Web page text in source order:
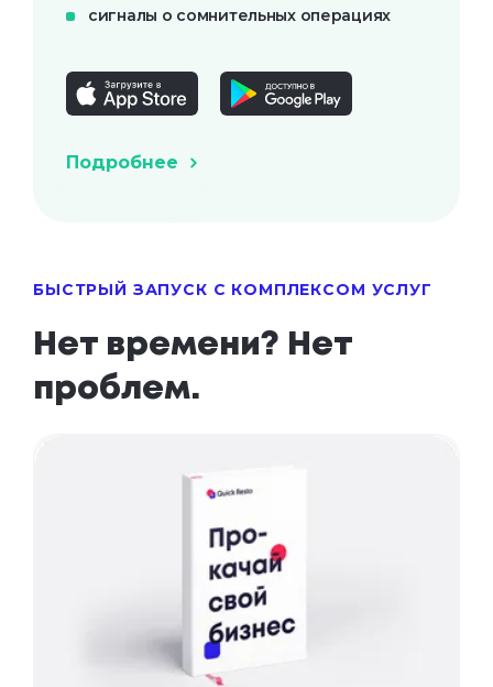
сигналы о сомнительных операциях
Подробнее
БЫСТРЫЙ ЗАПУСК С КОМПЛЕКСОМ УСЛУГ
Нет времени? Нет
проблем.